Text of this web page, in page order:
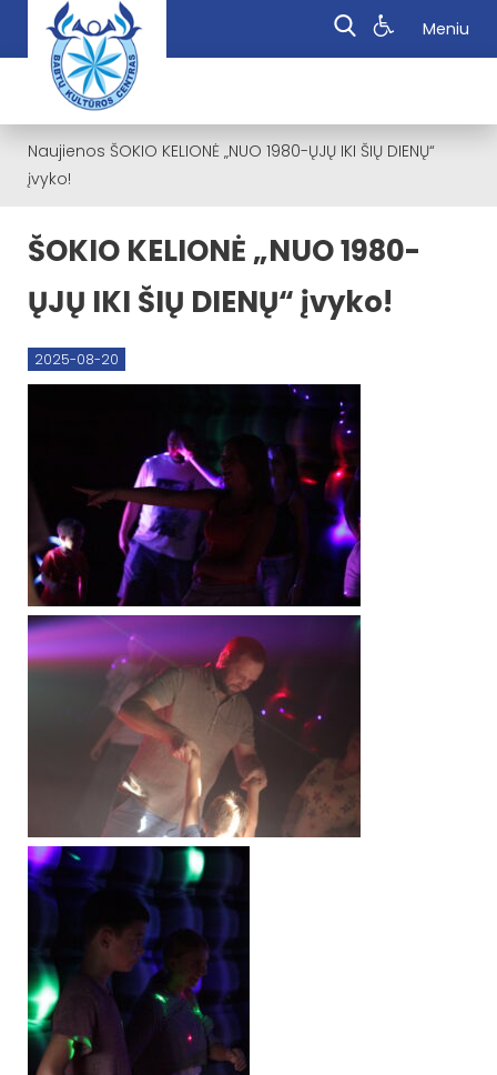
Meniu
Naujienos ŠOKIO KELIONĖ „NUO 1980-ŲJŲ IKI ŠIŲ DIENŲ“
įvyko!
ŠOKIO KELIONĖ „NUO 1980-
ŲJŲ IKI ŠIŲ DIENŲ“ įvyko!
2025-08-20